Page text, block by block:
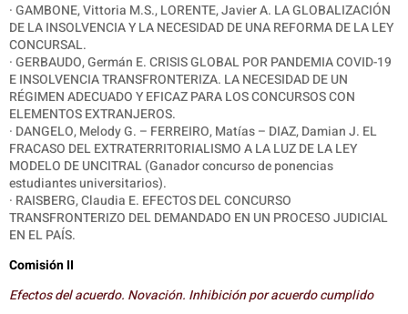
· GAMBONE, Vittoria M.S., LORENTE, Javier A. LA GLOBALIZACIÓN
DE LA INSOLVENCIA Y LA NECESIDAD DE UNA REFORMA DE LA LEY
CONCURSAL.
· GERBAUDO, Germán E. CRISIS GLOBAL POR PANDEMIA COVID-19
E INSOLVENCIA TRANSFRONTERIZA. LA NECESIDAD DE UN
RÉGIMEN ADECUADO Y EFICAZ PARA LOS CONCURSOS CON
ELEMENTOS EXTRANJEROS.
· DANGELO, Melody G. – FERREIRO, Matías – DIAZ, Damian J. EL
FRACASO DEL EXTRATERRITORIALISMO A LA LUZ DE LA LEY
MODELO DE UNCITRAL (Ganador concurso de ponencias
estudiantes universitarios).
· RAISBERG, Claudia E. EFECTOS DEL CONCURSO
TRANSFRONTERIZO DEL DEMANDADO EN UN PROCESO JUDICIAL
EN EL PAÍS.
Comisión II
Efectos del acuerdo. Novación. Inhibición por acuerdo cumplido